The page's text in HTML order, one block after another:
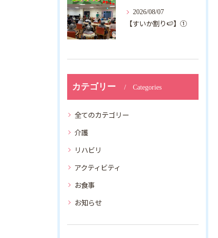
カテゴリー Categories
全てのカテゴリー
介護
リハビリ
アクティビティ
お食事
お知らせ
2026/08/07
【すいか割り🍉】①